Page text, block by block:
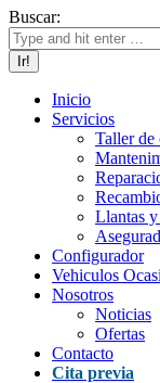
Buscar:
Inicio
Servicios
Taller de
Llantas
Configurador
Vehiculos
Nosotros
Noticias
Ofertas
Contacto
Cita previa